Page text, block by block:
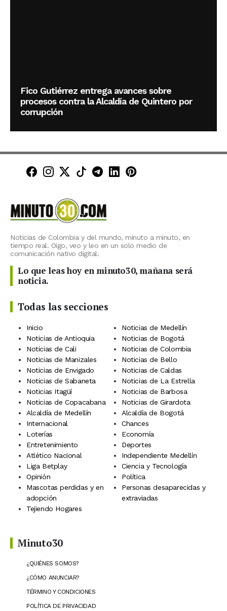
Fico Gutiérrez entrega avances sobre
procesos contra la Alcaldía de Quintero por
corrupción
Minuto30 en Facebook
Minuto30 en Instagram
Minuto30 en X (Twitter)
Minuto30 en TikTok
Canal de Minuto30 en
Minuto30 en LinkedIn
Minuto30 en
Noticias de Colombia y del mundo, minuto a minuto, en
tiempo real. Oigo, veo y leo en un solo medio de
comunicación nativo digital.
Lo que leas hoy en minuto30, mañana será
noticia.
Todas las secciones
Inicio
Noticias de Medellín
Noticias de Antioquia
Noticias de Bogotá
Noticias de Cali
Noticias de Colombia
Noticias de Manizales
Noticias de Bello
Noticias de Envigado
Noticias de Caldas
Noticias de Sabaneta
Noticias de La Estrella
Noticias Itagüí
Noticias de Barbosa
Noticias de Copacabana
Noticias de Girardota
Alcaldía de Medellín
Alcaldía de Bogotá
Internacional
Chances
Loterías
Economía
Entretenimiento
Deportes
Atlético Nacional
Independiente Medellín
Liga Betplay
Ciencia y Tecnología
Opinión
Política
Mascotas perdidas y en
adopción
Personas desaparecidas y
extraviadas
Tejiendo Hogares
Minuto30
¿QUIÉNES SOMOS?
¿CÓMO ANUNCIAR?
TÉRMINO Y CONDICIONES
POLÍTICA DE PRIVACIDAD